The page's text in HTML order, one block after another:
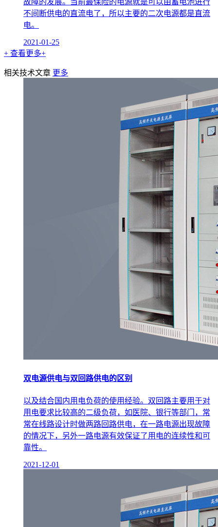
故障的发展。当前最保险的电源就是可以由蓄电池进行
不间断供电的直流电了，所以主要的二次电源都是直流
电。
2021-01-25
+ 查看更多+
相关技术文章 更多
双电源供电与双回路供电的区别
以及结合国内用电负荷的使用经验。双回路主要用于对
用电要求比较高的二级负荷，如医院、银行等部门，常
常在线路设计时做两路回路供电，在一路电源出现故障
的情况下，另外一路电源有效保证了用电的连续性和可
靠性。
2021-12-01